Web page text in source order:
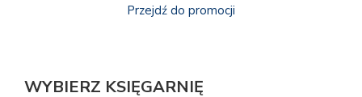
Przejdź do promocji
WYBIERZ KSIĘGARNIĘ